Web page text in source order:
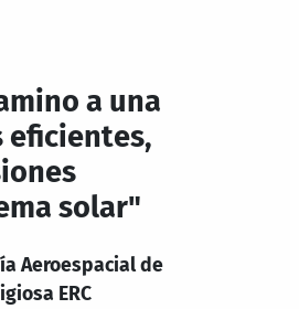
a una
eficientes,
solar"
Aeroespacial de
ERC